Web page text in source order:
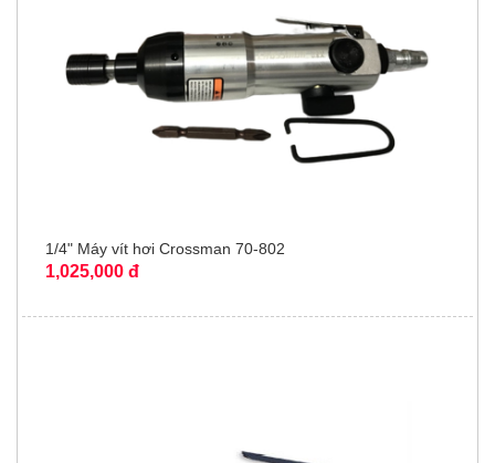
1/4" Máy vít hơi Crossman 70-802
1,025,000 đ